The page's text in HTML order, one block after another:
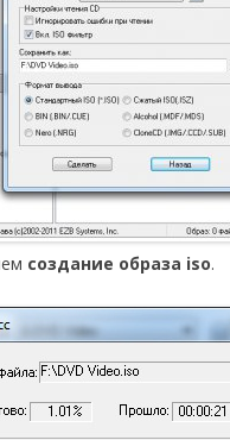
создание образа iso.